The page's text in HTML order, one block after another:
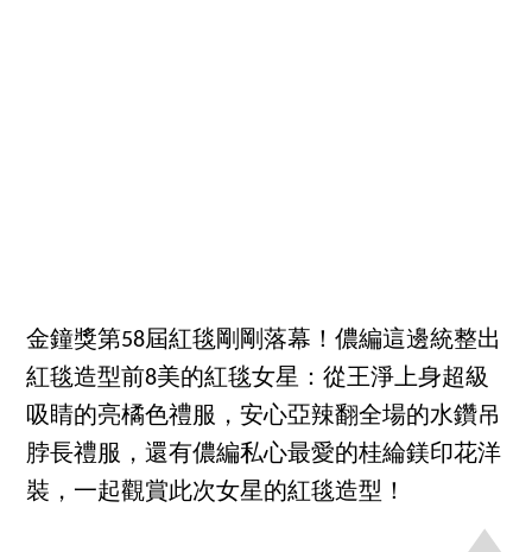
金鐘獎第58屆紅毯剛剛落幕！儂編這邊統整出
紅毯造型前8美的紅毯女星：從王淨上身超級
吸睛的亮橘色禮服，安心亞辣翻全場的水鑽吊
脖長禮服，還有儂編私心最愛的桂綸鎂印花洋
裝，一起觀賞此次女星的紅毯造型！